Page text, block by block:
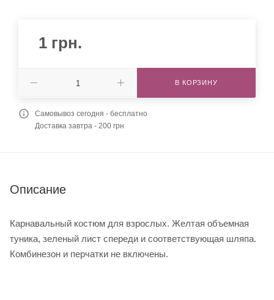
1 грн.
В КОРЗИНУ
Самовывоз сегодня - бесплатно
Доставка завтра - 200 грн
Описание
Карнавальный костюм для взрослых. Желтая объемная
туника, зеленый лист спереди и соответствующая шляпа.
Комбинезон и перчатки не включены.